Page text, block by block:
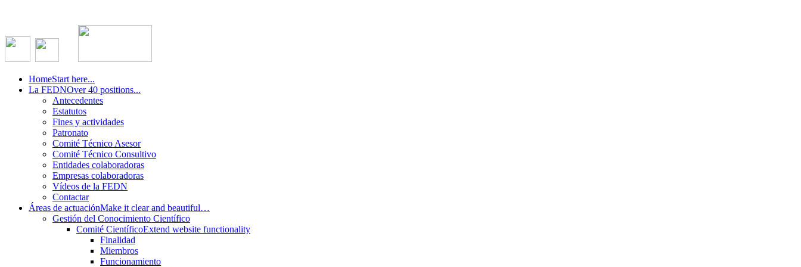
HomeStart here...
La FEDNOver 40 positions...
Antecedentes
Estatutos
Fines y actividades
Patronato
Comité Técnico Asesor
Comité Técnico Consultivo
Entidades colaboradoras
Empresas colaboradoras
Vídeos de la FEDN
Contactar
Áreas de actuaciónMake it clear and beautiful…
Gestión del Conocimiento Científico
Comité CientíficoExtend website functionality
Finalidad
Miembros
Funcionamiento